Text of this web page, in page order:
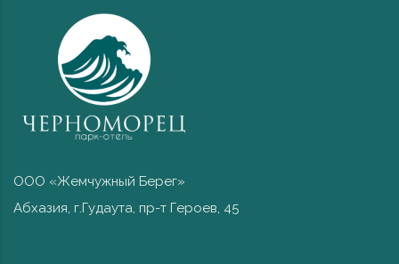
ООО «Жемчужный Берег»
Абхазия, г.Гудаута, пр-т Героев, 45